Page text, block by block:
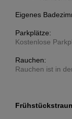
Eigenes
Parkplätze:
Kostenlose
Rauchen:
Rauchen ist in